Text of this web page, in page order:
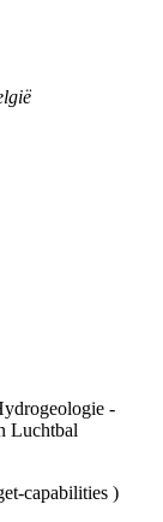
-
Luchtbal
capabilities )